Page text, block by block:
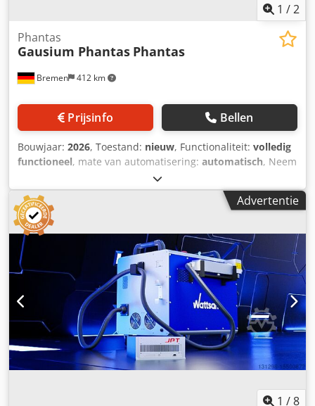
1 /2
Bremen 412 km
Phantas
Gausium Phantas Phantas
Prijsinfo Bellen
Bouwjaar: 2026, Toestand: nieuw, Functionaliteit: volledig
functioneel, mate van automatisering: automatisch, Neem
vooraf contact op voor meer informatie: Wij verzorgen de
verhuur/lease van reinigings- en onderhoudsrobots.
Dksdpfxezn Nuwo Ap Asr + Onderhoud en ondersteuning,
geen hotline, maar vaste contactpersonen. Persoonlijk en
betrouwbaar. Gausium Phantas: De intelligente 4-in-1
reinigingsrobot De Gausium Phantas is een baanbrekende,
compacte reinigingsrobot die speciaal is ontwikkeld voor
commerciële omgevingen met verschillende soorten
vloerbedekking. Als een echte 4-in-1 oplossing combineert
hij stofzuigen, vegen, schrobben en stof afnemen in één
apparaat. Dankzij zijn compacte afmetingen en
geavanceerde navigatie overwint hij moeiteloos zelfs de
smalste doorgangen en obstakels. Het is belangrijk om de
0 mm-randreinigingsfunctie te benadrukken, die ervoor
Met zijn intelligente sensortechnologie, bestaande uit
Advertentie
1 /8